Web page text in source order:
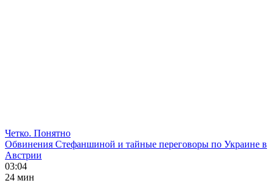
Четко. Понятно
Обвинения Стефаншиной и тайные переговоры по Украине в
Австрии
03:04
24 мин